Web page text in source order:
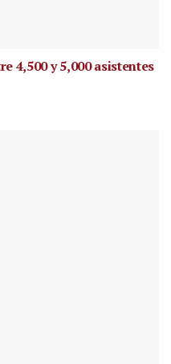
4,500 y 5,000 asistentes